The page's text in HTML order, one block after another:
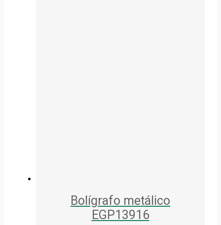
Bolígrafo metálico
EGP13916